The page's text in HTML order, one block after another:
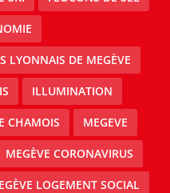
LYONNAIS DE MEGÈVE
ILLUMINATION
CHAMOIS MEGEVE
MEGÈVE CORONAVIRUS
LOGEMENT SOCIAL